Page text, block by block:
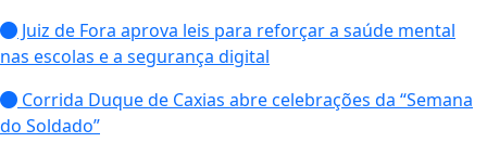
Juiz de Fora aprova leis para reforçar a saúde mental
nas escolas e a segurança digital
Corrida Duque de Caxias abre celebrações da “Semana
do Soldado”